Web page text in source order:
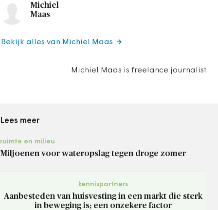
Michiel
Maas
Michiel Maas is freelance journalist
Bekijk alles van Michiel Maas
Lees meer
ruimte en milieu
Miljoenen voor wateropslag tegen droge zomer
kennispartners
Aanbesteden van huisvesting in een markt die sterk
in beweging is; een onzekere factor